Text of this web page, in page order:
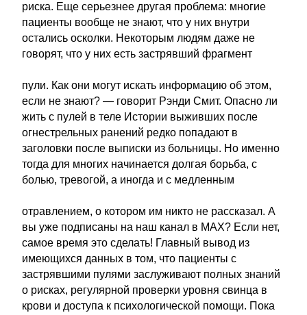
риска. Еще серьезнее другая проблема: многие
пациенты вообще не знают, что у них внутри
остались осколки. Некоторым людям даже не
говорят, что у них есть застрявший фрагмент
пули. Как они могут искать информацию об этом,
если не знают? — говорит Рэнди Смит. Опасно ли
жить с пулей в теле Истории выживших после
огнестрельных ранений редко попадают в
заголовки после выписки из больницы. Но именно
тогда для многих начинается долгая борьба, с
болью, тревогой, а иногда и с медленным
отравлением, о котором им никто не рассказал. А
вы уже подписаны на наш канал в MAX? Если нет,
самое время это сделать! Главный вывод из
имеющихся данных в том, что пациенты с
застрявшими пулями заслуживают полных знаний
о рисках, регулярной проверки уровня свинца в
крови и доступа к психологической помощи. Пока